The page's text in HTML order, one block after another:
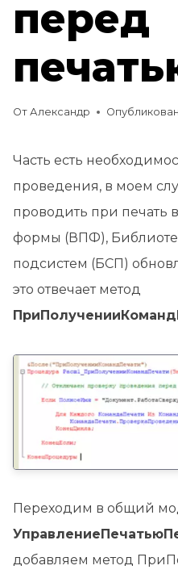
перед
От Александр
Часть есть
проведения, в моем
проводить при печать
формы (ВПФ),
подсистем (БСП)
это отвечает метод
Переходим в общий
добавляем метод